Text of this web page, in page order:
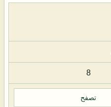
8
تصفح